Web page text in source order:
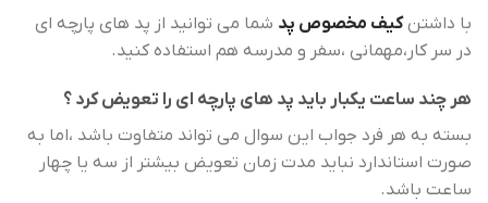
با داشتنکیف مخصوص پد شما می توانید از پد های پارچه ای
در سر کار،مهمانی ،سفر و مدرسه هم استفاده کنید.
هر چند ساعت یکبار باید پد های پارچه ای را تعویض کرد ؟
بسته به هر فرد جواب این سوال می تواند متفاوت باشد ،اما به
صورت استاندارد نباید مدت زمان تعویض بیشتر از سه یا چهار
ساعت باشد.